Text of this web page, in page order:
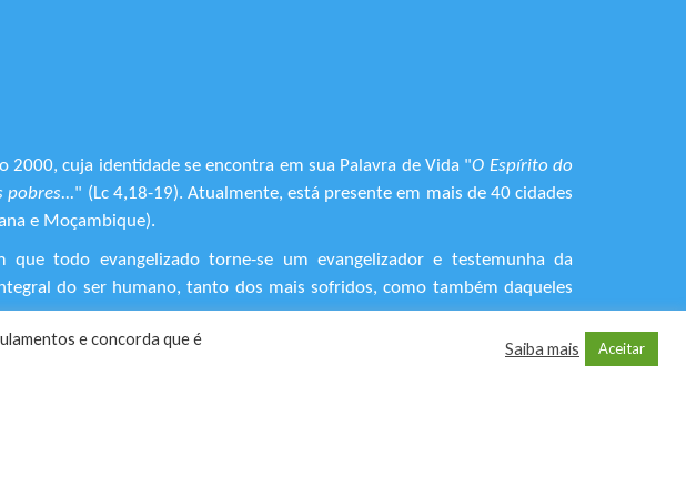
cuja identidade se encontra em sua Palavra de Vida "O Espírito do
pobres..." (Lc 4,18-19). Atualmente, está presente em mais de 40 cidades
e Moçambique).
que todo evangelizado torne-se um evangelizador e testemunha da
do ser humano, tanto dos mais sofridos, como também daqueles
​e concorda que é
Saiba mais Aceitar